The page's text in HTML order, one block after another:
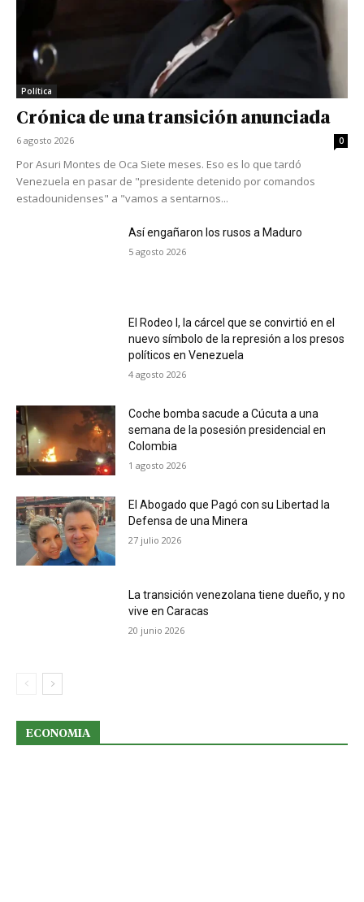
Política
Crónica de una transición anunciada
6 agosto 2026 0
Por Asuri Montes de Oca Siete meses. Eso es lo que tardó
Venezuela en pasar de "presidente detenido por comandos
estadounidenses" a "vamos a sentarnos...
Así engañaron los rusos a Maduro
5 agosto 2026
El Rodeo I, la cárcel que se convirtió en el
nuevo símbolo de la represión a los presos
políticos en Venezuela
4 agosto 2026
Coche bomba sacude a Cúcuta a una
semana de la posesión presidencial en
Colombia
1 agosto 2026
El Abogado que Pagó con su Libertad la
Defensa de una Minera
27 julio 2026
La transición venezolana tiene dueño, y no
vive en Caracas
20 junio 2026
ECONOMIA